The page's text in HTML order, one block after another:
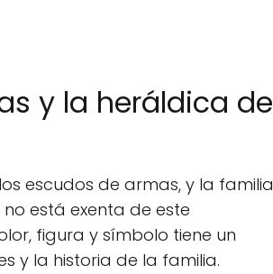
y la heráldica de
escudos de armas, y la familia
está exenta de este
figura y símbolo tiene un
y la historia de la familia.